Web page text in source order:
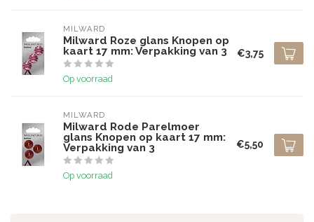
MILWARD
Milward Roze glans Knopen op
kaart 17 mm: Verpakking van 3
Op voorraad
€3,75
MILWARD
Milward Rode Parelmoer
glans Knopen op kaart 17 mm:
Verpakking van 3
Op voorraad
€5,50